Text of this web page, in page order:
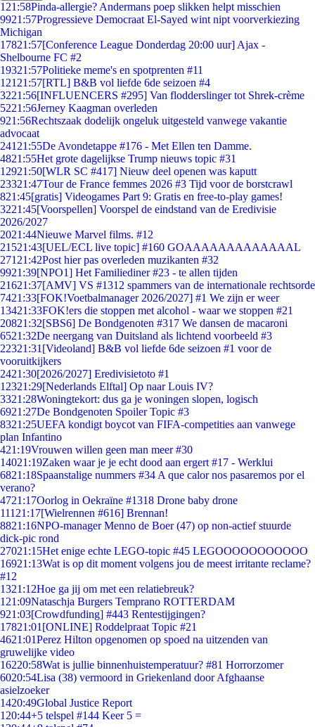
1 21:58Pinda-allergie? Andermans poep slikken helpt misschien
9921:57Progressieve Democraat El-Sayed wint nipt voorverkiezing
Michigan
17821:57[Conference League Donderdag 20:00 uur] Ajax -
Shelbourne FC #2
19321:57Politieke meme's en spotprenten #11
121 21:57[RTL] B&B vol liefde 6de seizoen #4
3221:56[INFLUENCERS #295] Van flodderslinger tot Shrek-crème
5221:56Jerney Kaagman overleden
921:56Rechtszaak dodelijk ongeluk uitgesteld vanwege vakantie
advocaat
241 21:55De Avondetappe #176 - Met Ellen ten Damme.
4821:55Het grote dagelijkse Trump nieuws topic #31
12921:50[WLR SC #417] Nieuw deel openen was kaputt
23321:47Tour de France femmes 2026 #3 Tijd voor de borstcrawl
821:45[gratis] Videogames Part 9: Gratis en free-to-play games!
3221:45[Voorspellen] Voorspel de eindstand van de Eredivisie
2026/2027
2021:44Nieuwe Marvel films. #12
21521:43[UEL/ECL live topic] #160 GOAAAAAAAAAAAAAL
271 21:42Post hier pas overleden muzikanten #32
9921:39[NPO1] Het Familiediner #23 - te allen tijden
21621:37[AMV] VS #1312 spammers van de internationale rechtsorde
7421:33[FOK!Voetbalmanager 2026/2027] #1 We zijn er weer
13421:33FOK!ers die stoppen met alcohol - waar we stoppen #21
20821:32[SBS6] De Bondgenoten #317 We dansen de macaroni
6521:32De neergang van Duitsland als lichtend voorbeeld #3
22321:31 [Videoland] B&B vol liefde 6de seizoen #1 voor de
vooruitkijkers
2421:30[2026/2027] Eredivisietoto #1
12321:29[Nederlands Elftal] Op naar Louis IV?
3321:28Woningtekort: dus ga je woningen slopen, logisch
6921:27De Bondgenoten Spoiler Topic #3
8321:25UEFA kondigt boycot van FIFA-competities aan vanwege
plan Infantino
421:19Vrouwen willen geen man meer #30
14021:19Zaken waar je je echt dood aan ergert #17 - Werklui
6821:18Spaanstalige nummers #34 A que calor nos pasaremos por el
verano?
4721:17Oorlog in Oekraïne #1318 Drone baby drone
111 21:17[Wielrennen #616] Brennan!
8821:16NPO-manager Menno de Boer (47) op non-actief stuurde
dick-pic rond
27021:15Het enige echte LEGO-topic #45 LEGOOOOOOOOOOO
16921:13Wat is op dit moment volgens jou de meest irritante reclame?
#12
1321:12Hoe ga jij om met een relatiebreuk?
1 21:09Nataschja Burgers Temprano ROTTERDAM
921:03[Crowdfunding] #443 Rentestijgingen?
17821:01 [ONLINE] Roddelpraat Topic #21
4621:01Perez Hilton opgenomen op spoed na uitzenden van
gruwelijke video
16220:58Wat is jullie binnenhuistemperatuur? #81 Horrorzomer
6020:54Lisa (38) vermoord in Griekenland door Afghaanse
asielzoeker
1420:49Global Justice Report
1 20:44+5 telspel #144 Keer 5 =